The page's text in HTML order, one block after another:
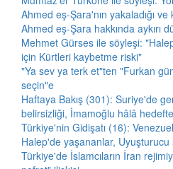
Ahmed eş-Şara'nın yakaladığı
Ahmed eş-Şara hakkında aykırı
Mehmet Gürses ile söyleşi:
için Kürtleri kaybetme riski"
"Ya sev ya terk et"ten "Furkan
seçin"e
Haftaya Bakış (301): Suriye'de
belirsizliği, İmamoğlu hâlâ hedefte
Türkiye'nin Gidişatı (16):
Halep'de yaşananlar,
Türkiye'de İslamcıların İran